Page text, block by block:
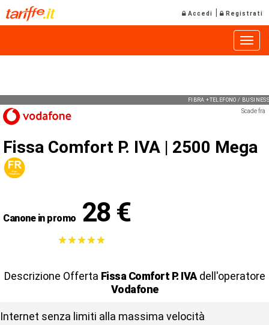
Accedi | Registrati
FIBRA +TELEFONO /
Scade fra
Fissa Comfort P. IVA | 2500 Mega
Canone in promo 28 €
★★★★★
★★★★★
Descrizione Offerta Fissa Comfort P. IVAdell'operatore
Vodafone
Internet senza limiti alla massima velocità